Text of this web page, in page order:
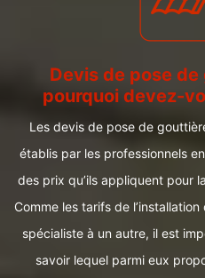
Devis de pose
pourquoi devez-
Les devis de pose de
établis par les professionnels
des prix qu’ils appliquent pour
Comme les tarifs de
spécialiste à un autre, il est
savoir lequel parmi eux